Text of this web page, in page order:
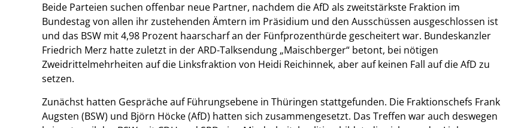
Beide Parteien suchen offenbar neue Partner, nachdem die AfD als zweitstärkste Fraktion im
Bundestag von allen ihr zustehenden Ämtern im Präsidium und den Ausschüssen ausgeschlossen ist
und das BSW mit 4,98 Prozent haarscharf an der Fünfprozenthürde gescheitert war. Bundeskanzler
Friedrich Merz hatte zuletzt in der ARD-Talksendung „Maischberger“ betont, bei nötigen
Zweidrittelmehrheiten auf die Linksfraktion von Heidi Reichinnek, aber auf keinen Fall auf die AfD zu
setzen.
Zunächst hatten Gespräche auf Führungsebene in Thüringen stattgefunden. Die Fraktionschefs Frank
Augsten (BSW) und Björn Höcke (AfD) hatten sich zusammengesetzt. Das Treffen war auch deswegen